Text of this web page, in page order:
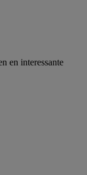
en interessante